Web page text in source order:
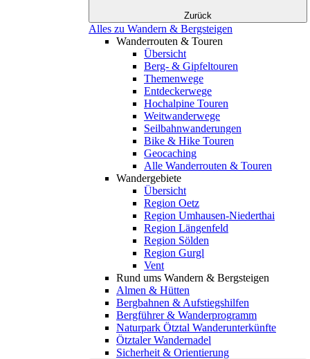
Zurück
Alles zu Wandern & Bergsteigen
Wanderrouten & Touren
Übersicht
Berg- & Gipfeltouren
Themenwege
Entdeckerwege
Hochalpine Touren
Weitwanderwege
Seilbahnwanderungen
Bike & Hike Touren
Geocaching
Alle Wanderrouten & Touren
Wandergebiete
Übersicht
Region Oetz
Region Umhausen-Niederthai
Region Längenfeld
Region Sölden
Region Gurgl
Vent
Rund ums Wandern & Bergsteigen
Almen & Hütten
Bergbahnen & Aufstiegshilfen
Bergführer & Wanderprogramm
Naturpark Ötztal Wanderunterkünfte
Ötztaler Wandernadel
Sicherheit & Orientierung